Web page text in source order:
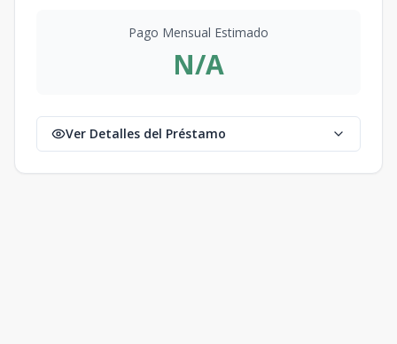
Pago Mensual Estimado
N/A
Ver Detalles del Préstamo